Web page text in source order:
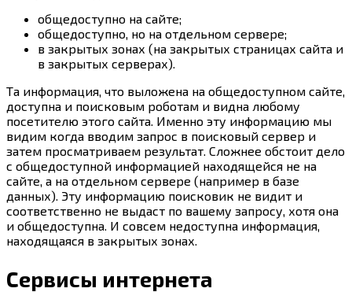
общедоступно на сайте;
общедоступно, но на отдельном сервере;
в закрытых зонах (на закрытых страницах сайта и
в закрытых серверах).
Та информация, что выложена на общедоступном сайте,
доступна и поисковым роботам и видна любому
посетителю этого сайта. Именно эту информацию мы
видим когда вводим запрос в поисковый сервер и
затем просматриваем результат. Сложнее обстоит дело
с общедоступной информацией находящейся не на
сайте, а на отдельном сервере (например в базе
данных). Эту информацию поисковик не видит и
соответственно не выдаст по вашему запросу, хотя она
и общедоступна. И совсем недоступна информация,
находящаяся в закрытых зонах.
Сервисы интернета